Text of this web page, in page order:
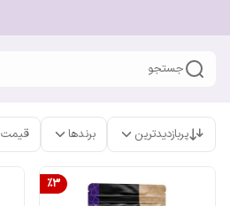
جستجو
پربازدیدترین برندها قیمت
%3